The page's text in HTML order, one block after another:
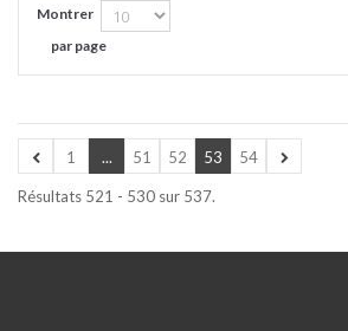
Montrer
par page
1 ... 51 52 53 54
Résultats 521 - 530 sur 537.